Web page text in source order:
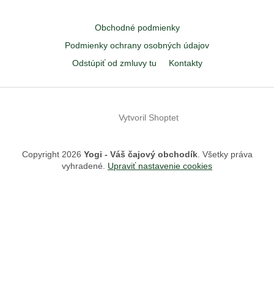
e
Obchodné podmienky
Podmienky ochrany osobných údajov
Odstúpiť od zmluvy tu
Kontakty
Vytvoril Shoptet
Copyright 2026 Yogi - Váš čajový obchodík. Všetky práva
vyhradené. Upraviť nastavenie cookies